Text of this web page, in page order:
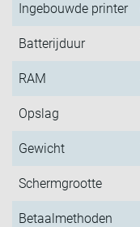
Ingebouwde printer
Batterijduur
RAM
Opslag
Gewicht
Schermgrootte
Betaalmethoden